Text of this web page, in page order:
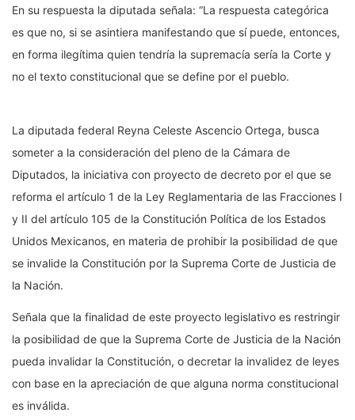
En su respuesta la diputada señala: “La respuesta categórica
es que no, si se asintiera manifestando que sí puede, entonces,
en forma ilegítima quien tendría la supremacía sería la Corte y
no el texto constitucional que se define por el pueblo.
La diputada federal Reyna Celeste Ascencio Ortega, busca
someter a la consideración del pleno de la Cámara de
Diputados, la iniciativa con proyecto de decreto por el que se
reforma el artículo 1 de la Ley Reglamentaria de las Fracciones I
y II del artículo 105 de la Constitución Política de los Estados
Unidos Mexicanos, en materia de prohibir la posibilidad de que
se invalide la Constitución por la Suprema Corte de Justicia de
la Nación.
Señala que la finalidad de este proyecto legislativo es restringir
la posibilidad de que la Suprema Corte de Justicia de la Nación
pueda invalidar la Constitución, o decretar la invalidez de leyes
con base en la apreciación de que alguna norma constitucional
es inválida.